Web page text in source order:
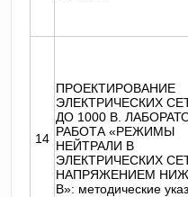
14
ПРОЕКТИРОВАНИЕ
ЭЛЕКТРИЧЕСКИХ
ДО 1000 В.
РАБОТА «РЕЖИМЫ
НЕЙТРАЛИ В
ЭЛЕКТРИЧЕСКИХ
НАПРЯЖЕНИЕМ
В»: методические